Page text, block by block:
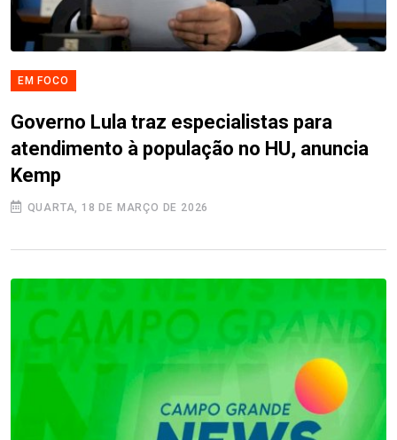
EM FOCO
Governo Lula traz especialistas para
atendimento à população no HU, anuncia
Kemp
QUARTA, 18 DE MARÇO DE 2026